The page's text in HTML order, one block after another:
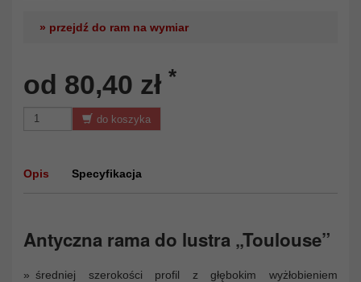
» przejdź do ram na wymiar
od 80,40 zł *
do koszyka
Opis Specyfikacja
Antyczna rama do lustra „Toulouse”
średniej szerokości profil z głębokim wyżłobieniem